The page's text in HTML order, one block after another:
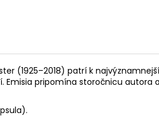
(1925–2018) patrí k
pripomína storočnicu autora